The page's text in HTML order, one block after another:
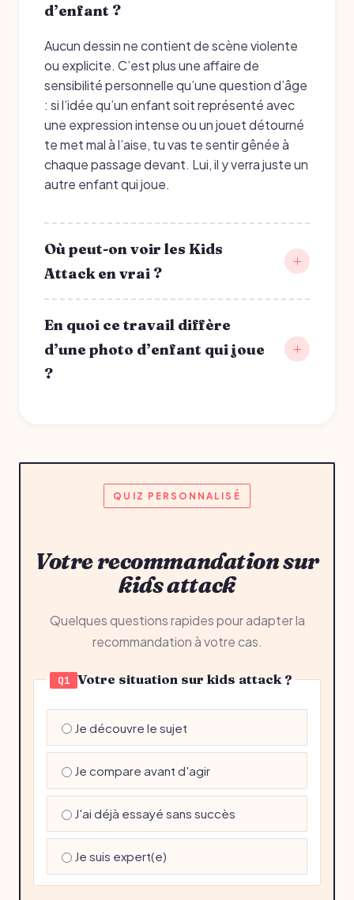
d’enfant ?
Aucun dessin ne contient de scène violente
ou explicite. C’est plus une affaire de
sensibilité personnelle qu’une question d’âge
: si l’idée qu’un enfant soit représenté avec
une expression intense ou un jouet détourné
te met mal à l’aise, tu vas te sentir gênée à
chaque passage devant. Lui, il y verra juste un
autre enfant qui joue.
Où peut-on voir les Kids
Attack en vrai ?
En quoi ce travail diffère
d’une photo d’enfant qui joue
?
QUIZ PERSONNALISÉ
Votre recommandation sur
kids attack
Quelques questions rapides pour adapter la
recommandation à votre cas.
Q1 Votre situation sur kids attack ?
Je découvre le sujet
Je compare avant d'agir
J'ai déjà essayé sans succès
Je suis expert(e)